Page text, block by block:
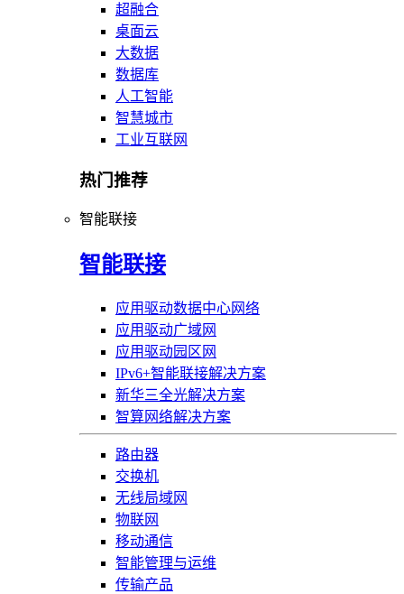
超融合
桌面云
大数据
数据库
人工智能
智慧城市
工业互联网
热门推荐
智能联接
智能联接
应用驱动数据中心网络
应用驱动广域网
应用驱动园区网
IPv6+智能联接解决方案
新华三全光解决方案
智算网络解决方案
路由器
交换机
无线局域网
物联网
移动通信
智能管理与运维
传输产品